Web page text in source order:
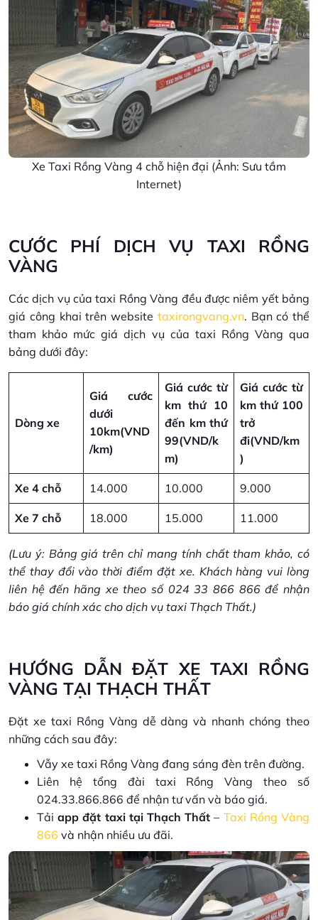
Xe Taxi Rồng Vàng 4 chỗ hiện đại (Ảnh: Sưu tầm
Internet)
CƯỚC PHÍ DỊCH VỤ TAXI RỒNG
VÀNG
Các dịch vụ của taxi Rồng Vàng đều được niêm yết bảng
giá công khai trên website taxirongvang.vn. Bạn có thể
tham khảo mức giá dịch vụ của taxi Rồng Vàng qua
bảng dưới đây:
Dòng xe
Giá cước
dưới
10km(VND
/km)
Giá cước từ
km thứ 10
đến km thứ
99(VND/k
m)
Giá cước từ
km thứ 100
trở
đi(VND/km
)
Xe 4 chỗ 14.000 10.000 9.000
Xe 7 chỗ 18.000 15.000 11.000
(Lưu ý: Bảng giá trên chỉ mang tính chất tham khảo, có
thể thay đổi vào thời điểm đặt xe. Khách hàng vui lòng
liên hệ đến hãng xe theo số 024 33 866 866 để nhận
báo giá chính xác cho dịch vụ taxi Thạch Thất.)
HƯỚNG DẪN ĐẶT XE TAXI RỒNG
VÀNG TẠI THẠCH THẤT
Đặt xe taxi Rồng Vàng dễ dàng và nhanh chóng theo
những cách sau đây:
Vẫy xe taxi Rồng Vàng đang sáng đèn trên đường.
Liên hệ tổng đài taxi Rồng Vàng theo số
024.33.866.866 để nhận tư vấn và báo giá.
Tảiapp đặt taxi tại Thạch Thất– Taxi Rồng Vàng
866 và nhận nhiều ưu đãi.